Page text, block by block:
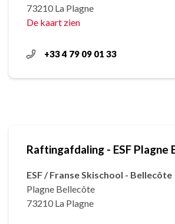
73210 La Plagne
De kaart zien
+33 4 79 09 01 33
Raftingafdaling - ESF Plagne
ESF / Franse Skischool - Bellecôte
Plagne Bellecôte
73210 La Plagne